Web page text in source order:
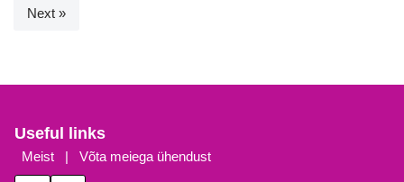
Next »
Useful links
Meist | Võta meiega ühendust